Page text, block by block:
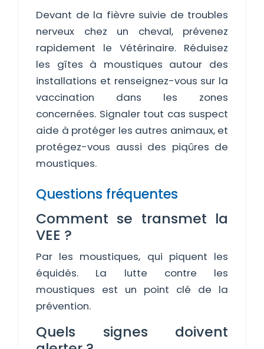
Devant de la fièvre suivie de troubles
nerveux chez un cheval, prévenez
rapidement le Vétérinaire. Réduisez
les gîtes à moustiques autour des
installations et renseignez-vous sur la
vaccination dans les zones
concernées. Signaler tout cas suspect
aide à protéger les autres animaux, et
protégez-vous aussi des piqûres de
moustiques.
Questions fréquentes
Comment se transmet la
VEE ?
Par les moustiques, qui piquent les
équidés. La lutte contre les
moustiques est un point clé de la
prévention.
Quels signes doivent